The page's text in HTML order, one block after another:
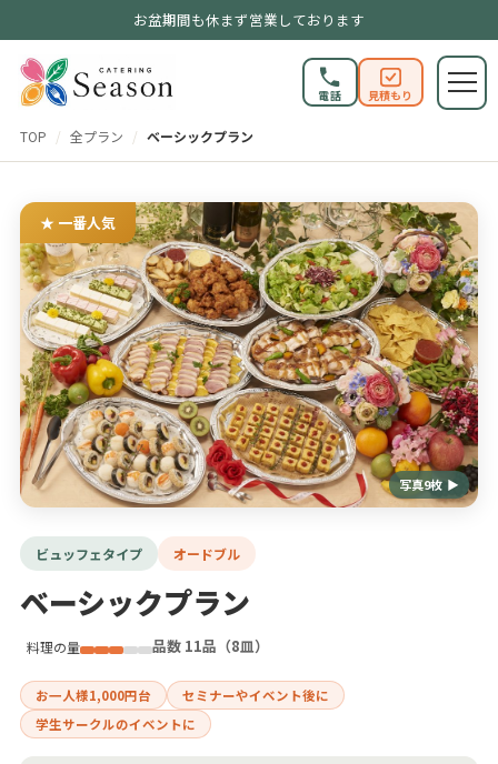
お盆期間も休まず営業しております
電話 見積もり
TOP / 全プラン / ベーシックプラン
★ 一番人気
写真9枚 ▶
ビュッフェタイプ オードブル
ベーシックプラン
料理の量 品数 11品（8皿）
お一人様1,000円台
セミナーやイベント後に
学生サークルのイベントに